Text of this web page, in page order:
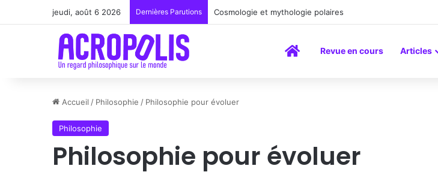
jeudi, août 6 2026 Dernières Parutions Cosmologie et mythologie polaires
AccueilRevue en cours Articles
Accueil / Philosophie / Philosophie pour évoluer
Philosophie
Philosophie pour évoluer